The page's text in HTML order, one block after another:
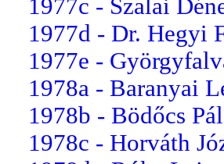
1977c - Szalai
1977d - Dr. Hegyi
1977e -
1978a - Baranyai
1978b - Bödőcs Pál
1978c - Horváth